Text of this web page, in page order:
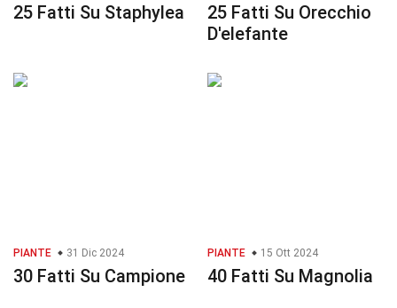
25 Fatti Su Staphylea
25 Fatti Su Orecchio
D'elefante
PIANTE 31 Dic 2024
30 Fatti Su Campione
PIANTE 15 Ott 2024
40 Fatti Su Magnolia